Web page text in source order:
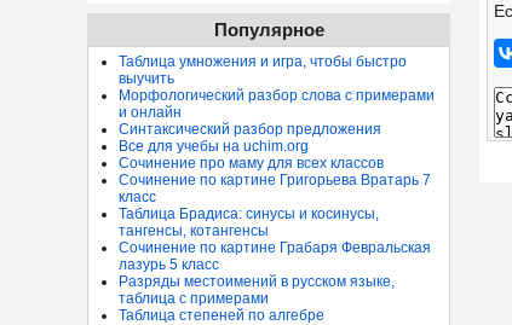
Популярное
Таблица умножения и игра, чтобы быстро
выучить
Морфологический разбор слова с примерами
и онлайн
Синтаксический разбор предложения
Все для учебы на uchim.org
Сочинение про маму для всех классов
Сочинение по картине Григорьева Вратарь 7
класс
Таблица Брадиса: синусы и косинусы,
тангенсы, котангенсы
Сочинение по картине Грабаря Февральская
лазурь 5 класс
Разряды местоимений в русском языке,
таблица с примерами
Таблица степеней по алгебре